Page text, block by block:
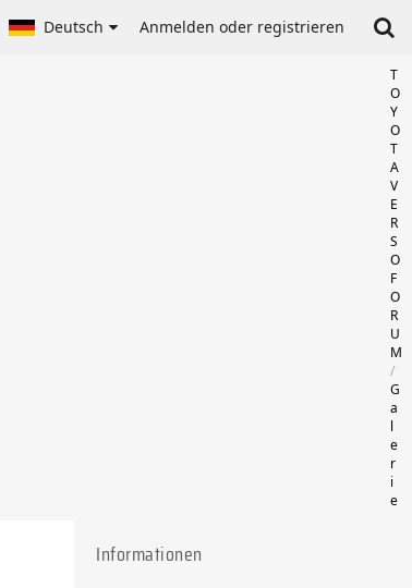
Deutsch Anmelden oder registrieren
T
O
Y
O
T
A
V
E
R
S
O
F
O
R
U
M
G
a
l
e
r
i
e
Informationen